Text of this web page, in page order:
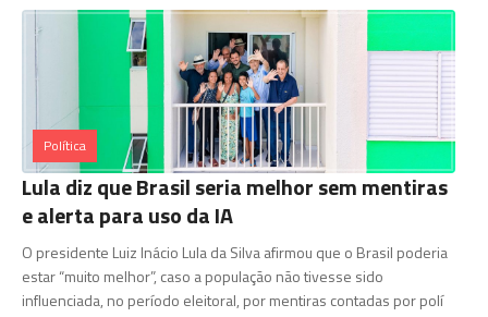
Política
Lula diz que Brasil seria melhor sem mentiras
e alerta para uso da IA
O presidente Luiz Inácio Lula da Silva afirmou que o Brasil poderia
estar “muito melhor”, caso a população não tivesse sido
influenciada, no período eleitoral, por mentiras contadas por polí